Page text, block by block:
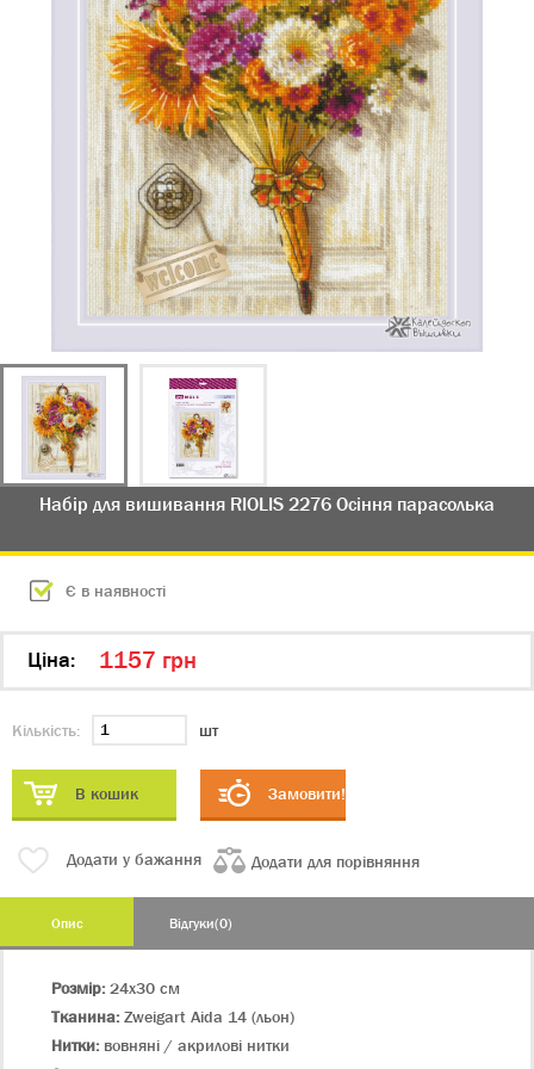
Набір для вишивання RIOLIS 2276 Осіння парасолька
Є в наявності
Цiна: 1157 грн
Кількість: шт
В кошик Замовити!
Додати у бажання Додати для порівняння
Опис Відгуки(0)
Розмір: 24х30 см
Тканина: Zweigart Aida 14 (льон)
Нитки: вовняні / акрилові нитки